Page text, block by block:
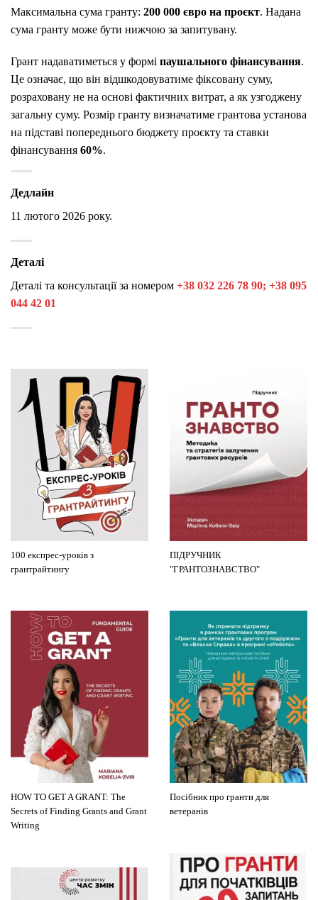
Максимальна сума гранту: 200 000 євро на проєкт. Надана
сума гранту може бути нижчою за запитувану.
Грант надаватиметься у формі паушального фінансування.
Це означає, що він відшкодовуватиме фіксовану суму,
розраховану не на основі фактичних витрат, а як узгоджену
загальну суму. Розмір гранту визначатиме грантова установа
на підставі попереднього бюджету проєкту та ставки
фінансування 60%.
Дедлайн
11 лютого 2026 року.
Деталі
Деталі та консультації за номером +38 032 226 78 90; +38 095
044 42 01
100 експрес-уроків з
грантрайтингу
ПІДРУЧНИК
"ГРАНТОЗНАВСТВО"
HOW TO GET A GRANT: The
Secrets of Finding Grants and Grant
Writing
Посібник про гранти для
ветеранів